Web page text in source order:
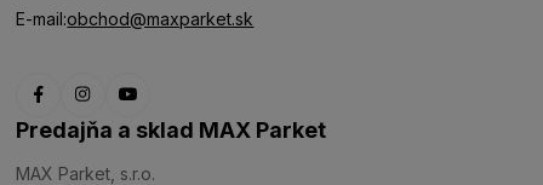
E-mail:obchod@maxparket.sk
Predajňa a sklad MAX Parket
MAX Parket, s.r.o.